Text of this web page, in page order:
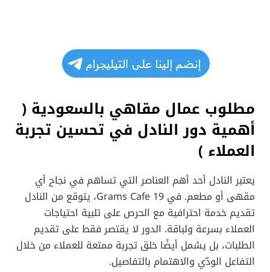
مطلوب عمال مقاهي بالسعودية (
أهمية دور النادل في تحسين تجربة
العملاء)
يعتبر النادل أحد أهم العناصر التي تساهم في نجاح أي
مقهى أو مطعم. في 19 Grams Cafe، يتوقع من النادل
تقديم خدمة احترافية مع الحرص على تلبية احتياجات
العملاء بسرعة ولباقة. الدور لا يقتصر فقط على تقديم
الطلبات، بل يشمل أيضًا خلق تجربة ممتعة للعملاء من خلال
التفاعل الودّي والاهتمام بالتفاصيل.